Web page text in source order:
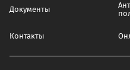
Документы
Контакты